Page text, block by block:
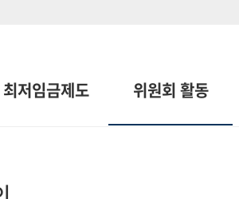
최저임금제도 위원회 활동